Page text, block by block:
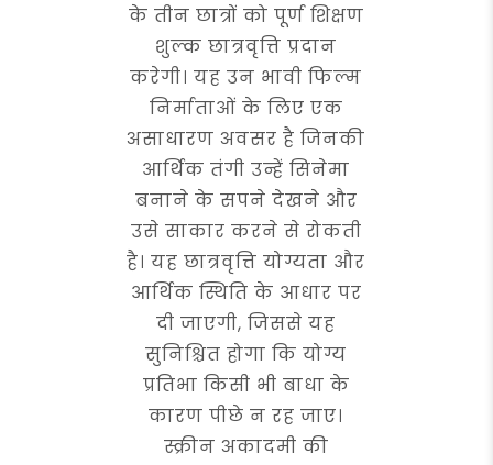
के तीन छात्रों को पूर्ण शिक्षण
शुल्क छात्रवृत्ति प्रदान
करेगी। यह उन भावी फिल्म
निर्माताओं के लिए एक
असाधारण अवसर है जिनकी
आर्थिक तंगी उन्हें सिनेमा
बनाने के सपने देखने और
उसे साकार करने से रोकती
है। यह छात्रवृत्ति योग्यता और
आर्थिक स्थिति के आधार पर
दी जाएगी, जिससे यह
सुनिश्चित होगा कि योग्य
प्रतिभा किसी भी बाधा के
कारण पीछे न रह जाए।
स्क्रीन अकादमी की